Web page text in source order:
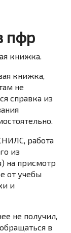
пфр
книжка.
книжка,
не
справка из
работа
из
на присмотр
от учебы
и
не получил,
в